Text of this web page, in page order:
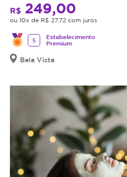
R$ 249,00
ou 10x de R$ 27,72 com juros
5
Estabelecimento
Premium
Bela Vista